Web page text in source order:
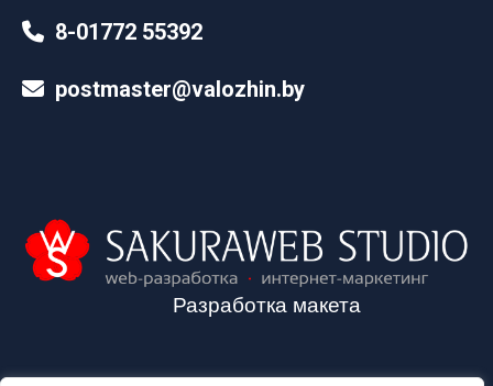
8-01772 55392
postmaster@valozhin.by
Разработка макета